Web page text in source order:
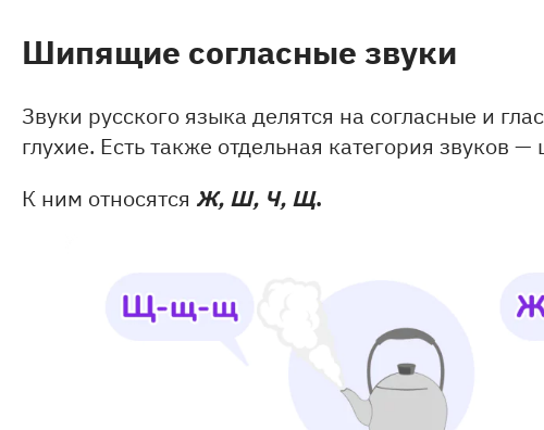
Шипящие согласные звуки
Звуки русского языка делятся на согласные и
глухие. Есть также отдельная категория звуков
К ним относятся Ж, Ш, Ч, Щ.